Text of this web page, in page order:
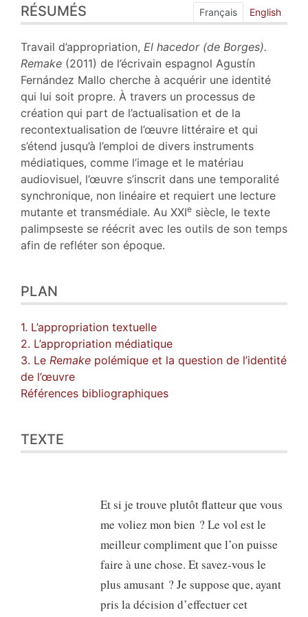
Plan
Texte
Notes
Citer cet article
Auteur
RÉSUMÉS Français English
Travail d’appropriation, El hacedor (de Borges).
Remake (2011) de l’écrivain espagnol Agustín
Fernández Mallo cherche à acquérir une identité
qui lui soit propre. À travers un processus de
création qui part de l’actualisation et de la
recontextualisation de l’œuvre littéraire et qui
s’étend jusqu’à l’emploi de divers instruments
médiatiques, comme l’image et le matériau
audiovisuel, l’œuvre s’inscrit dans une temporalité
synchronique, non linéaire et requiert une lecture
mutante et transmédiale. Au XXIe siècle, le texte
palimpseste se réécrit avec les outils de son temps
afin de refléter son époque.
PLAN
1. L’appropriation textuelle
2. L’appropriation médiatique
3. Le Remake polémique et la question de l’identité
de l’œuvre
Références bibliographiques
TEXTE
Et si je trouve plutôt flatteur que vous
me voliez mon bien ? Le vol est le
meilleur compliment que l’on puisse
faire à une chose. Et savez-vous le
plus amusant ? Je suppose que, ayant
pris la décision d’effectuer cet